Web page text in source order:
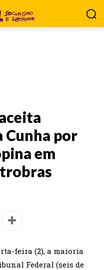
Cunha por
em
feira (2), a maioria
Federal (seis de